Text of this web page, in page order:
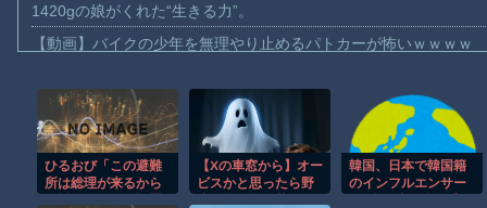
1420gの娘がくれた“生きる力”。
【動画】バイクの少年を無理やり止めるパトカーが怖いｗｗｗｗ
【悲報】テレ東の若手女子アナ「国民が勝手に我々取材陣にカ
ｗｗｗｗ
【珍事】サッカーの試合が原因で交通事故が起きてしまう。
【動画】急病人？横須賀の国道16号でおかしな事故が撮影される
ひるおび「この避難
所は総理が来るから
【Xの車窓から】オー
ビスかと思ったら野
韓国、日本で韓国籍
のインフルエンサー